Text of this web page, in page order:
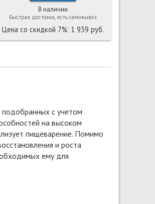
В наличии
Быстрая доставка, есть самовывоз
Цена со скидкой 7%: 1 939 руб.
с учетом
на высоком
пищеварение. Помимо
и роста
ему для